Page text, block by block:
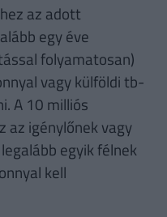
az adott
egy éve
folyamatosan)
vagy külföldi tb-
A 10 milliós
az igénylőnek vagy
egyik félnek
kell